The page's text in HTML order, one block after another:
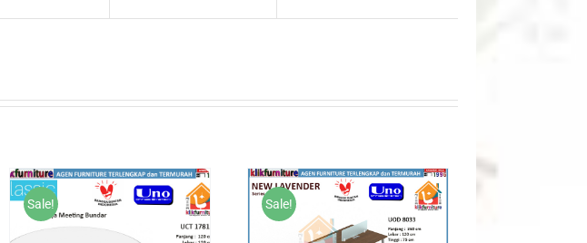
Sale! Sale!